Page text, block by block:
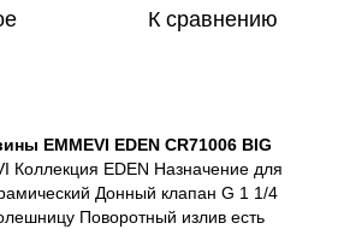
К сравнению
EMMEVI EDEN CR71006 BIG
Коллекция EDEN Назначение для
Донный клапан G 1 1/4
Поворотный излив есть